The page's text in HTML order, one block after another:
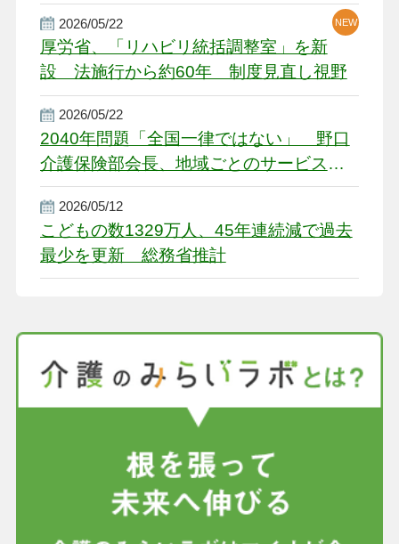
2026/05/22
厚労省、「リハビリ統括調整室」を新
設 法施行から約60年 制度見直し視野
NEW
2026/05/22
2040年問題「全国一律ではない」 野口
介護保険部会長、地域ごとのサービス基
盤整備を促す
2026/05/12
こどもの数1329万人、45年連続減で過去
最少を更新 総務省推計